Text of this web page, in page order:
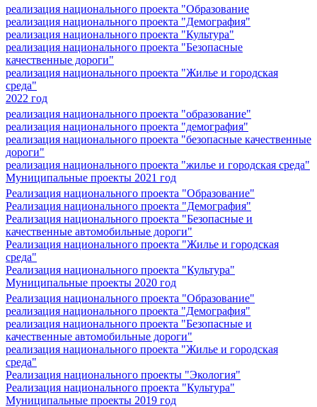
реализация национального проекта "Образование
реализация национального проекта "Демография"
реализация национального проекта "Культура"
реализация национального проекта "Безопасные
качественные дороги"
реализация национального проекта "Жилье и городская
среда"
2022 год
реализация национального проекта "образование"
реализация национального проекта "демография"
реализация национального проекта "безопасные качественные
дороги"
реализация национального проекта "жилье и городская среда"
Муниципальные проекты 2021 год
Реализация национального проекта "Образование"
Реализация национального проекта "Демография"
Реализация национального проекта "Безопасные и
качественные автомобильные дороги"
Реализация национального проекта "Жилье и городская
среда"
Реализация национального проекта "Культура"
Муниципальные проекты 2020 год
Реализация национального проекта "Образование"
реализация национального проекта "Демография"
реализация национального проекта "Безопасные и
качественные автомобильные дороги"
реализация национального проекта "Жилье и городская
среда"
Реализация национального проекты "Экология"
Реализация национального проекта "Культура"
Муниципальные проекты 2019 год